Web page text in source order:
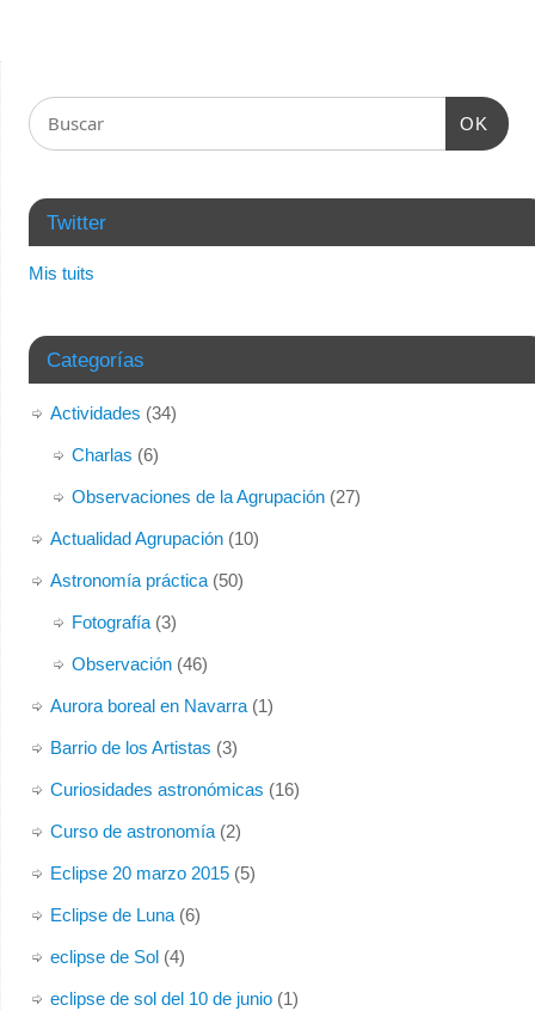
OK
Twitter
Mis tuits
Categorías
Actividades (34)
Charlas (6)
Observaciones de la Agrupación(27)
Actualidad Agrupación(10)
Astronomía práctica(50)
Fotografía(3)
Observación(46)
Aurora boreal en Navarra(1)
Barrio de los Artistas (3)
Curiosidades astronómicas (16)
Curso de astronomía(2)
Eclipse 20 marzo 2015(5)
Eclipse de Luna(6)
eclipse de Sol(4)
eclipse de sol del 10 de junio(1)